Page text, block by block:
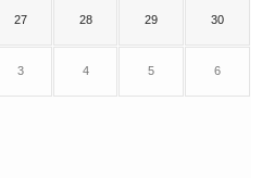
27 28 29 30
3 4 5 6